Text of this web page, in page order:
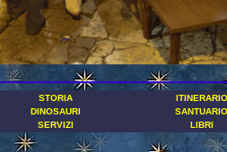
STORIA
ITINERARIO
DINOSAURI
SANTUARIO
SERVIZI LIBRI